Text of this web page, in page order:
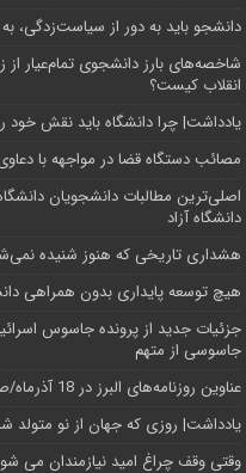
دانشجو باید به دور از سیاست‌زدگی،
شاخصه‌های بارز دانشجوی تمام‌عیار از
انقلاب کیست؟
یادداشت| چرا دانشگاه باید نقش خود را
مصائب دستگاه قضا در مواجهه با
اصلی‌ترین مطالبات دانشجویان
دانشگاه آز‌اد
هشداری تاریخی که هنوز شنیده
هیچ توسعه پایداری بدون همراهی
جزئیات جدید از پرونده جاسوس
جاسوسی از متهم
عناوین روزنامه‌های البرز در ‌18 آذرماه/صدرنشینی در ارائه خدمات زایمان بی‌درد
یادداشت| روزی که جهان از نو متولد
وقتی وقف چراغ امید نیازمندان می